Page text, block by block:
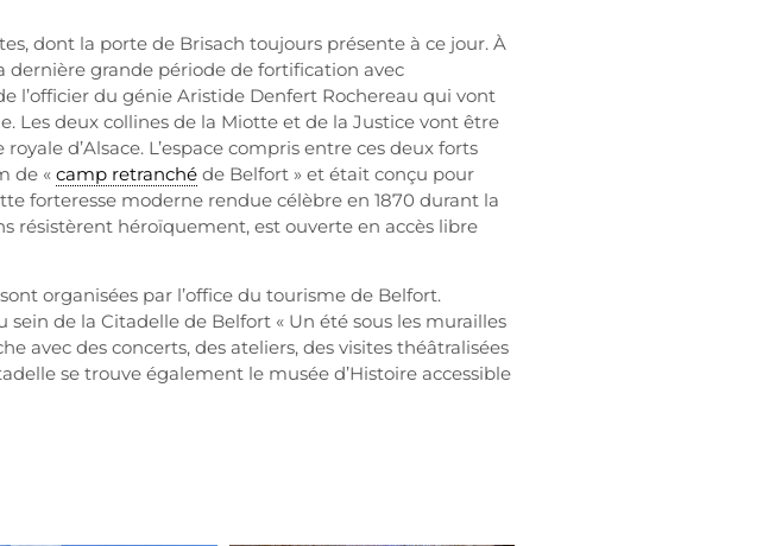
dont la porte de Brisach toujours présente à ce jour. À
dernière grande période de fortification avec
l’officier du génie Aristide Denfert Rochereau qui vont
Les deux collines de la Miotte et de la Justice vont être
d’Alsace. L’espace compris entre ces deux forts
de « camp retranchéde Belfort » et était conçu pour
forteresse moderne rendue célèbre en 1870 durant la
résistèrent héroïquement, est ouverte en accès libre
organisées par l’office du tourisme de Belfort.
sein de la Citadelle de Belfort « Un été sous les murailles
avec des concerts, des ateliers, des visites théâtralisées
se trouve également le musée d’Histoire accessible